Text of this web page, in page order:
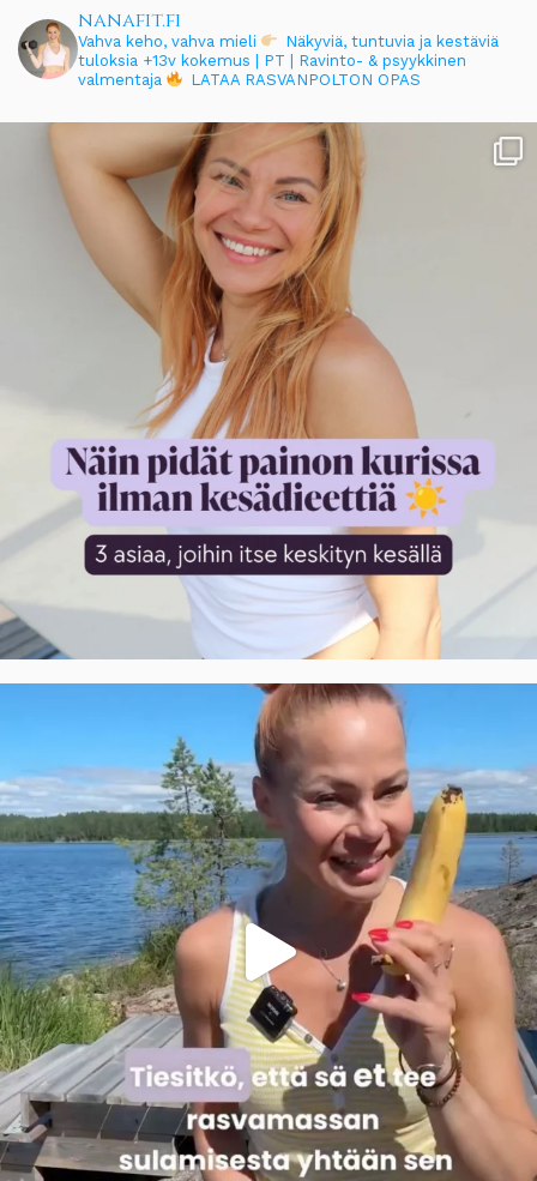
nanafit.fi
Vahva keho, vahva mieli
Näkyviä, tuntuvia ja kestäviä
tuloksia +13v kokemus | PT | Ravinto- & psyykkinen
valmentaja
LATAA RASVANPOLTON OPAS